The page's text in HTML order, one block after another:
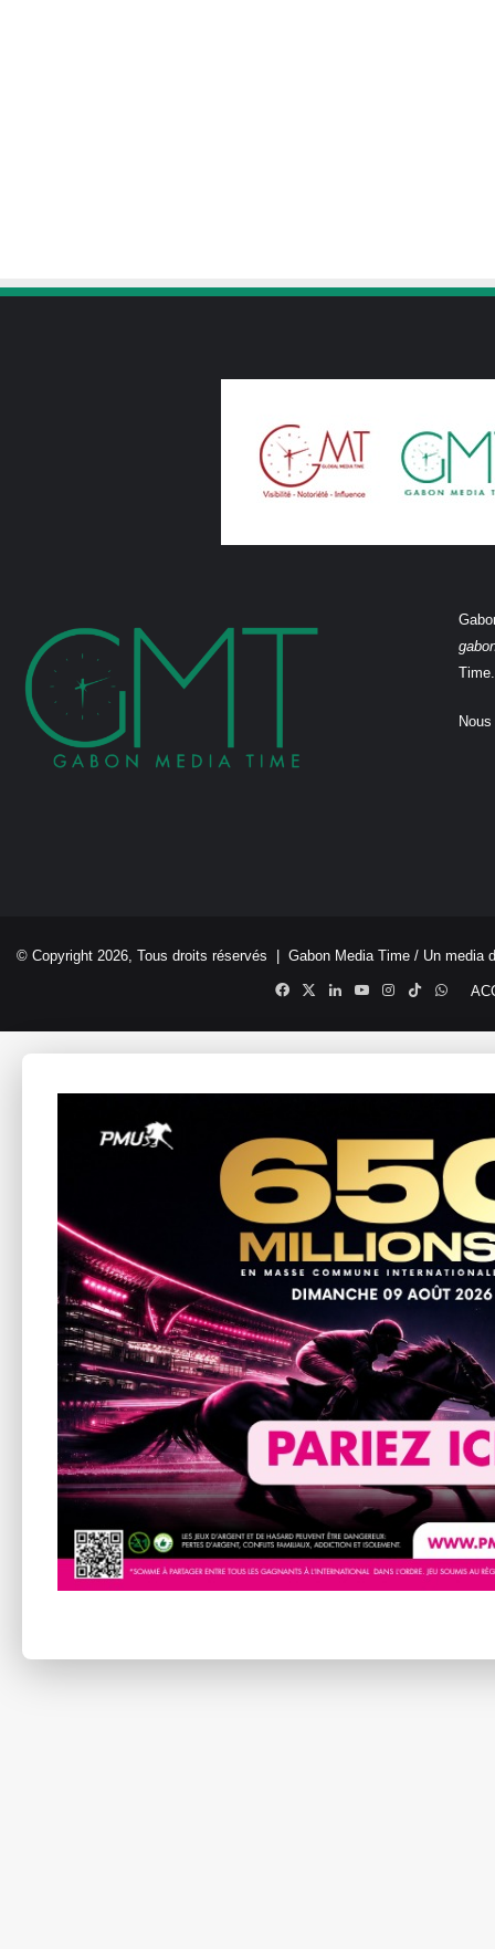
Time.
© Copyright 2026, Tous droits réservés | Gabon Media Time / Un media
Facebook
X LinkedinYouTubeInstagram
TikTok